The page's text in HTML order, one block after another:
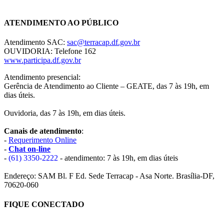
ATENDIMENTO AO PÚBLICO
Atendimento SAC: sac@terracap.df.gov.br
OUVIDORIA: Telefone 162
www.participa.df.gov.br
Atendimento presencial:
Gerência de Atendimento ao Cliente – GEATE, das 7 às 19h, em
dias úteis.
Ouvidoria, das 7 às 19h, em dias úteis.
Canais de atendimento:
- Requerimento Online
- Chat on-line
- (61) 3350-2222 - atendimento: 7 às 19h, em dias úteis
Endereço: SAM Bl. F Ed. Sede Terracap - Asa Norte. Brasília-DF,
70620-060
FIQUE CONECTADO